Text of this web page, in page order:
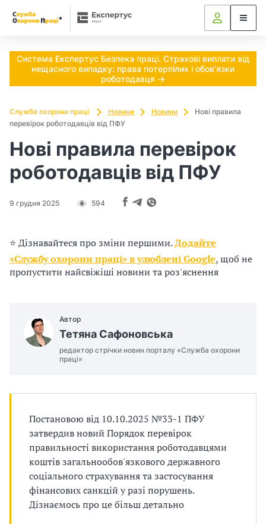
Система Експертус Безпека праці. Страхові виплати від
нещасного випадку: права потерпілих і обов’язки
роботодавця →
Служба охорони праці Новини Новини
Нові правила
перевірок роботодавців від ПФУ
Нові правила перевірок
роботодавців від ПФУ
9 грудня 2025 594
⭐ Дізнавайтеся про зміни першими.Додайте
«Службу охорони праці» в улюблені Google, щоб не
пропустити найсвіжіші новини та роз'яснення
Автор
Тетяна Сафоновська
редактор стрічки новин порталу «Служба охорони
праці»
Постановою від 10.10.2025 №33-1 ПФУ
затвердив новий Порядок перевірок
правильності використання роботодавцями
коштів загальнообов'язкового державного
соціального страхування та застосування
фінансових санкцій у разі порушень.
Дізнаємось про це більш детально
Ч
о
т
р
н
в
п
д